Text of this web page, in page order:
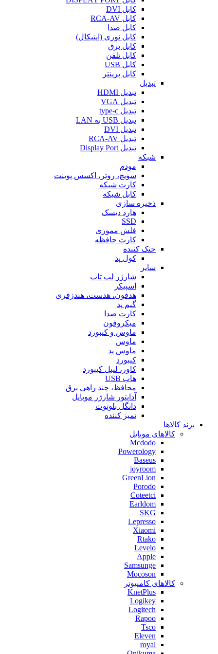
کابل DVI
کابل RCA-AV
کابل صدا
کابل نوری (اپتیکال)
کابل برق
کابل تلفن
کابل USB
کابل پرینتر
تبدیل
تبدیل HDMI
تبدیل VGA
تبدیل type-c
تبدیل USB به LAN
تبدیل DVI
تبدیل RCA-AV
تبدیل Display Port
شبکه
مودم
سویچ، روتر، اکسس پوینت
کارت شبکه
کابل شبکه
ذخیره سازی
هارد دیسک
SSD
فلش مموری
کارت حافظه
خنک کننده
کول پد
سایر
شارژر لپ تاپ
اسپیکر
هدفون، هدست، هندزفری
گیم پد
کارت صدا
میکروفون
ماوس و کیبورد
ماوس
ماوس پد
کیبورد
کاور، لیبل کیبورد
هاب USB
محافظ، چند راهی برق
آداپتور شارژر موبایل
دانگل بلوتوث
تمیز کننده
برند کالاها
کالاهای موبایل
Mcdodo
Powerology
Baseus
joyroom
GreenLion
Porodo
Coteetci
Earldom
SKG
Lepresso
Xiaomi
Rtako
Levelo
Apple
Samsunge
Mocoson
کالاهای کامپیوتر
KnetPlus
Logikey
Logitech
Rapoo
Tsco
Eleven
royal